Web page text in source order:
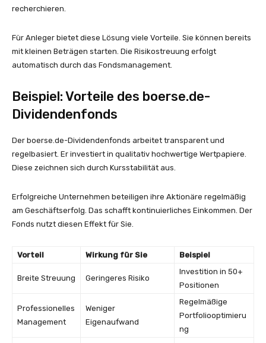
recherchieren.
Für Anleger bietet diese Lösung viele Vorteile. Sie können bereits
mit kleinen Beträgen starten. Die Risikostreuung erfolgt
automatisch durch das Fondsmanagement.
Beispiel: Vorteile des boerse.de-
Dividendenfonds
Der boerse.de-Dividendenfonds arbeitet transparent und
regelbasiert. Er investiert in qualitativ hochwertige Wertpapiere.
Diese zeichnen sich durch Kursstabilität aus.
Erfolgreiche Unternehmen beteiligen ihre Aktionäre regelmäßig
am Geschäftserfolg. Das schafft kontinuierliches Einkommen. Der
Fonds nutzt diesen Effekt für Sie.
Vorteil Wirkung für Sie Beispiel
Breite Streuung Geringeres Risiko
Investition in 50+
Positionen
Professionelles
Management
Weniger
Eigenaufwand
Regelmäßige
Portfoliooptimieru
ng